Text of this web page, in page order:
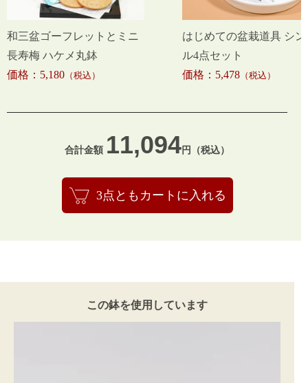
和三盆ゴーフレットとミニ
長寿梅 ハケメ丸鉢
価格：5,180 （税込）
はじめての盆栽道具 シン
ル4点セット
価格：5,478 （税込）
合計金額 11,094円（税込）
3点ともカートに入れる
この鉢を使用しています